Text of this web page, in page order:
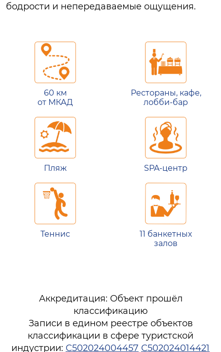
бодрости и непередаваемые ощущения.
60 км
от МКАД
Рестораны, кафе,
лобби-бар
Пляж SPA-центр
Теннис
11 банкетных
залов
Аккредитация: Объект прошёл
классификацию
Записи в едином реестре объектов
классификации в сфере туристской
индустрии: С502024004457 С502024014421